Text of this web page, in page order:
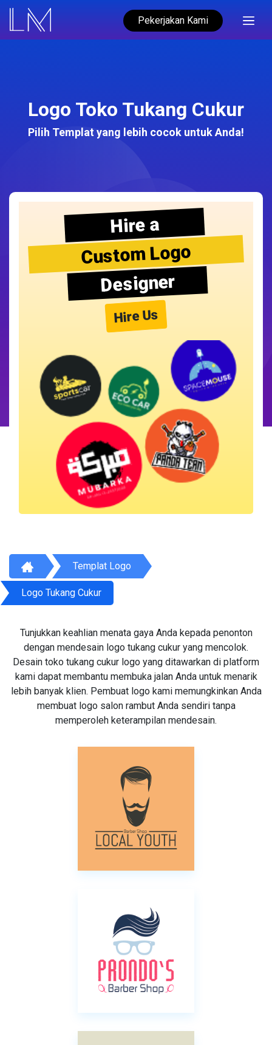
Pekerjakan Kami
Logo Toko Tukang Cukur
Pilih Templat yang lebih cocok untuk Anda!
Hire a
Custom Logo
Designer
Hire Us
Templat Logo
Logo Tukang Cukur
Tunjukkan keahlian menata gaya Anda kepada penonton
dengan mendesain logo tukang cukur yang mencolok.
Desain toko tukang cukur logo yang ditawarkan di platform
kami dapat membantu membuka jalan Anda untuk menarik
lebih banyak klien. Pembuat logo kami memungkinkan Anda
membuat logo salon rambut Anda sendiri tanpa
memperoleh keterampilan mendesain.